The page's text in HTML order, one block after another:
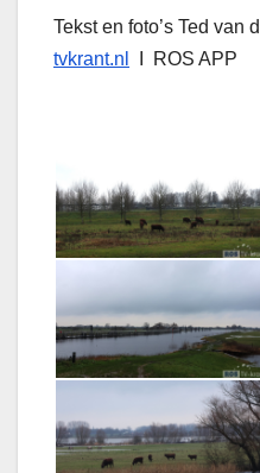
Tekst en foto’s Ted van
tvkrant.nl
I ROS APP